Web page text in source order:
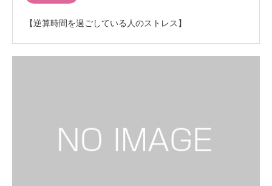
【逆算時間を過ごしている人のストレス】